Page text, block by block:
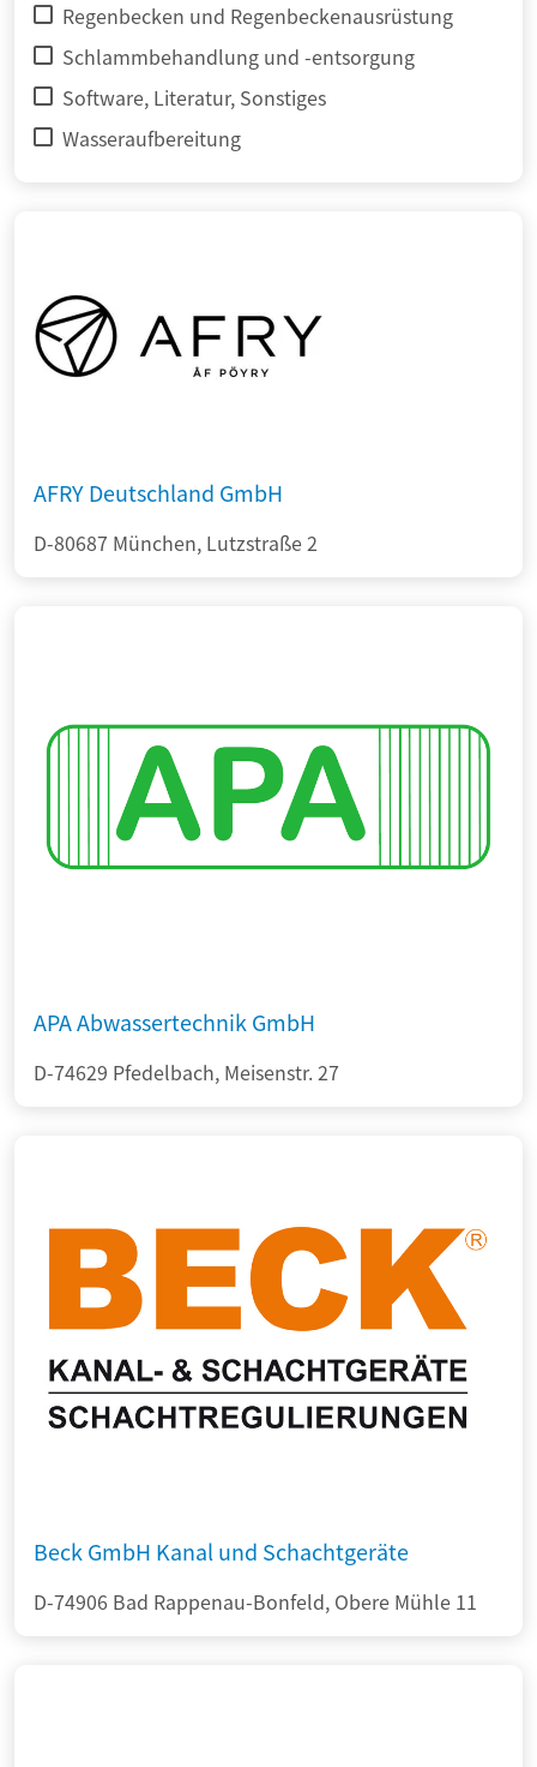
Regenbecken und Regenbeckenausrüstung
Schlammbehandlung und -entsorgung
Software, Literatur, Sonstiges
Wasseraufbereitung
AFRY Deutschland GmbH
D-80687 München, Lutzstraße 2
APA Abwassertechnik GmbH
D-74629 Pfedelbach, Meisenstr. 27
Beck GmbH Kanal und Schachtgeräte
D-74906 Bad Rappenau-Bonfeld, Obere Mühle 11